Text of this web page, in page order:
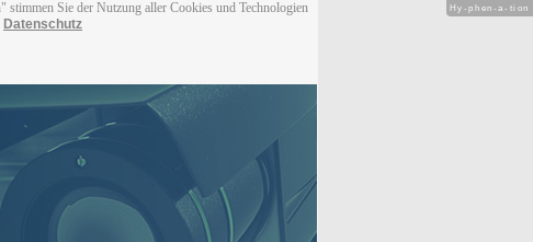
Sie der Nutzung aller Cookies und Technologien
Datenschutz
Hy-phen-a-tion